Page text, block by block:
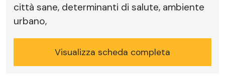
città sane, determinanti di salute, ambiente
urbano,
Visualizza scheda completa